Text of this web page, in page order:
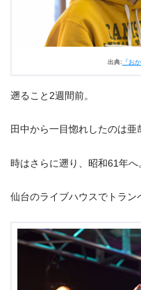
出典: 『お
遡ること2週間前。
田中から一目惚れしたのは亜
時はさらに遡り、昭和61年へ
仙台のライブハウスでトラン